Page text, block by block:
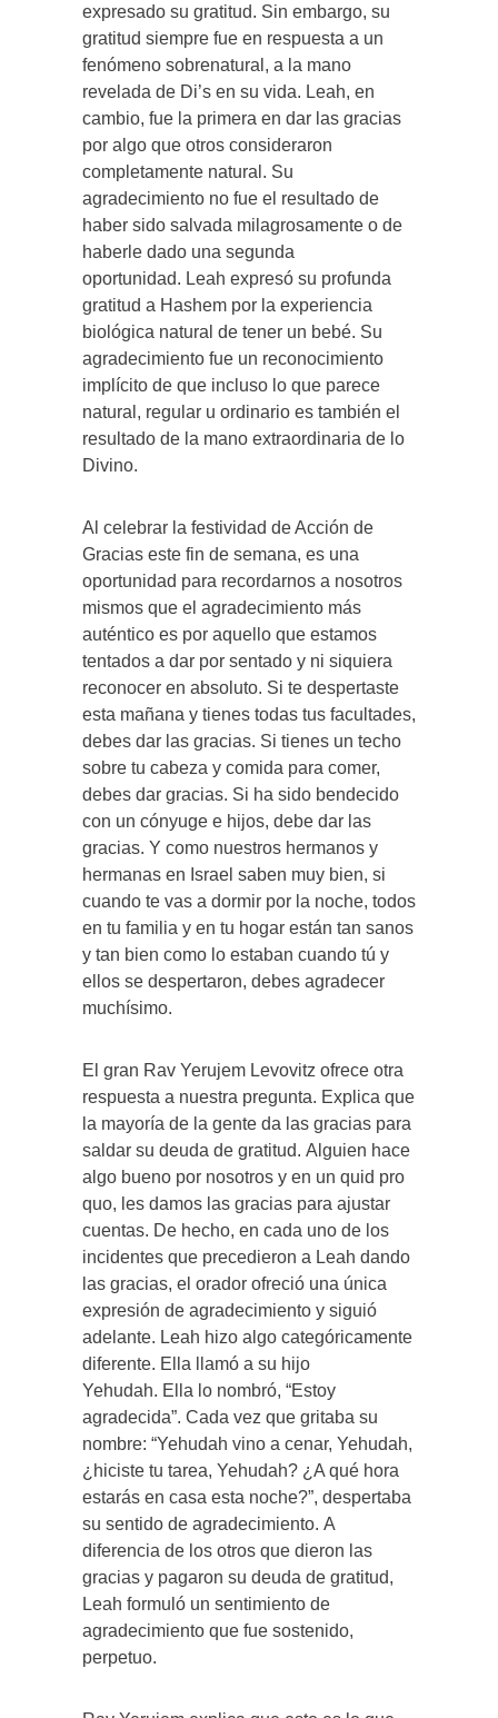
expresado su gratitud. Sin embargo, su
gratitud siempre fue en respuesta a un
fenómeno sobrenatural, a la mano
revelada de Di’s en su vida. Leah, en
cambio, fue la primera en dar las gracias
por algo que otros consideraron
completamente natural. Su
agradecimiento no fue el resultado de
haber sido salvada milagrosamente o de
haberle dado una segunda
oportunidad. Leah expresó su profunda
gratitud a Hashem por la experiencia
biológica natural de tener un bebé. Su
agradecimiento fue un reconocimiento
implícito de que incluso lo que parece
natural, regular u ordinario es también el
resultado de la mano extraordinaria de lo
Divino.
Al celebrar la festividad de Acción de
Gracias este fin de semana, es una
oportunidad para recordarnos a nosotros
mismos que el agradecimiento más
auténtico es por aquello que estamos
tentados a dar por sentado y ni siquiera
reconocer en absoluto. Si te despertaste
esta mañana y tienes todas tus facultades,
debes dar las gracias. Si tienes un techo
sobre tu cabeza y comida para comer,
debes dar gracias. Si ha sido bendecido
con un cónyuge e hijos, debe dar las
gracias. Y como nuestros hermanos y
hermanas en Israel saben muy bien, si
cuando te vas a dormir por la noche, todos
en tu familia y en tu hogar están tan sanos
y tan bien como lo estaban cuando tú y
ellos se despertaron, debes agradecer
muchísimo.
El gran Rav Yerujem Levovitz ofrece otra
respuesta a nuestra pregunta. Explica que
la mayoría de la gente da las gracias para
saldar su deuda de gratitud. Alguien hace
algo bueno por nosotros y en un quid pro
quo, les damos las gracias para ajustar
cuentas. De hecho, en cada uno de los
incidentes que precedieron a Leah dando
las gracias, el orador ofreció una única
expresión de agradecimiento y siguió
adelante. Leah hizo algo categóricamente
diferente. Ella llamó a su hijo
Yehudah. Ella lo nombró, “Estoy
agradecida”. Cada vez que gritaba su
nombre: “Yehudah vino a cenar, Yehudah,
¿hiciste tu tarea, Yehudah? ¿A qué hora
estarás en casa esta noche?”, despertaba
su sentido de agradecimiento. A
diferencia de los otros que dieron las
gracias y pagaron su deuda de gratitud,
Leah formuló un sentimiento de
agradecimiento que fue sostenido,
perpetuo.